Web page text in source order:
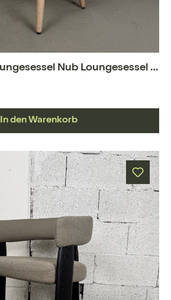
Andreu World Loungesessel Nub Loungesessel BU1437
In den Warenkorb